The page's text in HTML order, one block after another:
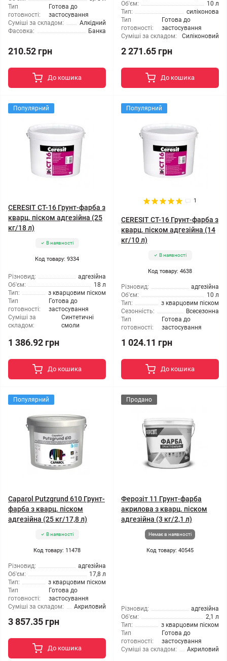
Тип
готовності:
Готова до
застосування
Суміші за складом:
Алкідний
Фасовка:
Банка
210.52 грн
До кошика
Об'єм:
10 л
Тип:
силіконова
Тип
готовності:
Готова до
застосування
Суміші за складом:
Силіконовий
2 271.65 грн
До кошика
Популярний
CERESIT CT-16 Грунт-фарба з
кварц. піском адгезійна (25
кг/18 л)
В наявності
Код товару: 9334
Різновид:
адгезійна
Об'єм:
18 л
Тип:
з кварцовим піском
Тип
готовності:
Готова до
застосування
Суміші за
складом:
Синтетичні
смоли
1 386.92 грн
До кошика
Популярний
1
CERESIT CT-16 Грунт-фарба з
кварц. піском адгезійна (14
кг/10 л)
В наявності
Код товару: 4638
Різновид:
адгезійна
Об'єм:
10 л
Тип:
з кварцовим піском
Сезонність:
Всесезонна
Тип
готовності:
Готова до
застосування
1 024.11 грн
До кошика
Популярний
Caparol Putzgrund 610 Грунт-
фарба з кварц. піском
адгезійна (25 кг/17,8 л)
В наявності
Код товару: 11478
Різновид:
адгезійна
Об'єм:
17,8 л
Тип:
з кварцовим піском
Тип
готовності:
Готова до
застосування
Суміші за складом:
Акриловий
3 857.35 грн
До кошика
Продано
Ферозіт 11 Грунт-фарба
акрилова з кварц. піском
адгезійна (3 кг/2,1 л)
Немає в наявності
Код товару: 40545
Різновид:
адгезійна
Об'єм:
2,1 л
Тип:
з кварцовим піском
Тип
готовності:
Готова до
застосування
Суміші за складом:
Акриловий